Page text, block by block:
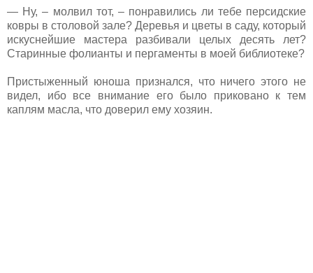
— Ну, – молвил тот, – понравились ли тебе персидские
ковры в столовой зале? Деревья и цветы в саду, который
искуснейшие мастера разбивали целых десять лет?
Старинные фолианты и пергаменты в моей библиотеке?
Пристыженный юноша признался, что ничего этого не
видел, ибо все внимание его было приковано к тем
каплям масла, что доверил ему хозяин.